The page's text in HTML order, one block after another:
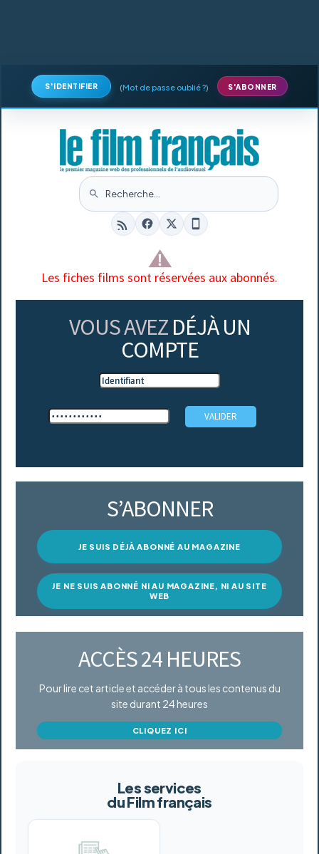
S'IDENTIFIER (Mot de passe oublié ?) S'ABONNER
Les fiches films sont réservées aux abonnés.
VOUS AVEZ DÉJÀ UN
COMPTE
S’ABONNER
JE SUIS DÉJÀ ABONNÉ AU MAGAZINE
JE NE SUIS ABONNÉ NI AU MAGAZINE, NI AU SITE
WEB
ACCÈS 24 HEURES
Pour lire cet article et accéder à tous les contenus du
site durant 24 heures
CLIQUEZ ICI
Les services
du Film français